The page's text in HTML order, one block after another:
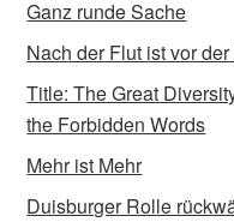
Ganz runde Sache
Nach der Flut ist vor
Title: The Great
the Forbidden Words
Mehr ist Mehr
Duisburger Rolle